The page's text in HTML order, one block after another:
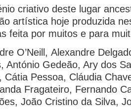
criativo deste lugar
artística hoje produzida
feita por muitos e para
O’Neill, Alexandre
António Gedeão, Ary dos
Cátia Pessoa, Cláudia
Fragateiro, Fernando
João Cristino da Silva,